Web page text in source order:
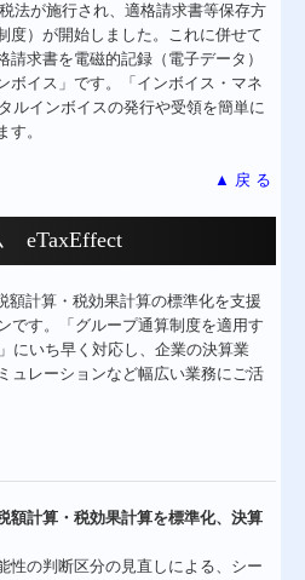
法が施行され、適格請求書等保存方
度）が開始しました。これに併せて
請求書を電磁的記録（電子データ）
ボイス」です。「インボイス・マネ
ルインボイスの発行や受領を簡単に
す。
▲ 戻 る
eTaxEffect
額計算・税効果計算の標準化を支援
です。「グループ通算制度を適用す
にいち早く対応し、企業の決算業
ュレーションなど幅広い業務にご活
額計算・税効果計算を標準化、決算
性の判断区分の見直しによる、シー